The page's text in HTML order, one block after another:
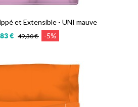
et Extensible - UNI mauve
€ 49,30 € -5%